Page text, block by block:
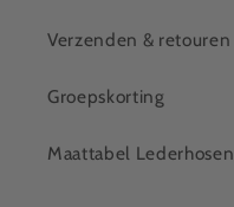
Verzenden & retouren
Groepskorting
Maattabel Lederhosen